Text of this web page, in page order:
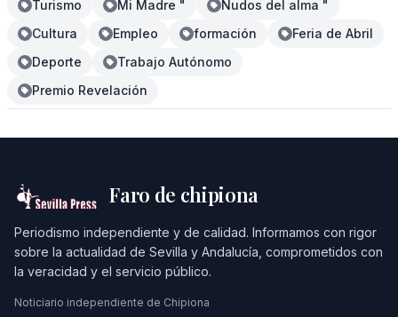
Turismo Mi Madre "
Nudos del alma "
Cultura
Empleo formación
Feria de Abril
Deporte
Trabajo Autónomo
Premio Revelación
Faro de chipiona
Periodismo independiente y de calidad. Informamos con rigor
sobre la actualidad de Sevilla y Andalucía, comprometidos con
la veracidad y el servicio público.
Noticiario independiente de Chipiona